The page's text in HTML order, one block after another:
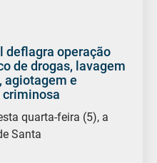
deflagra operação
de drogas, lavagem
agiotagem e
quarta-feira (5), a
Santa